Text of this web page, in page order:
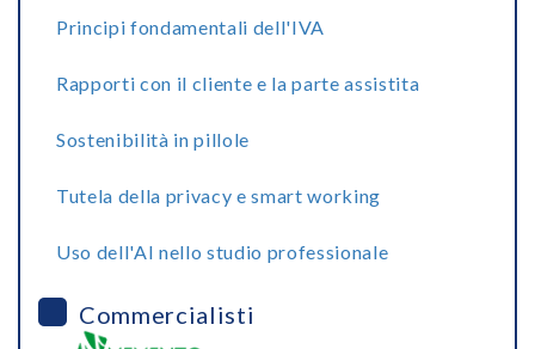
Principi fondamentali dell'IVA
Rapporti con il cliente e la parte assistita
Sostenibilità in pillole
Tutela della privacy e smart working
Uso dell'AI nello studio professionale
Commercialisti